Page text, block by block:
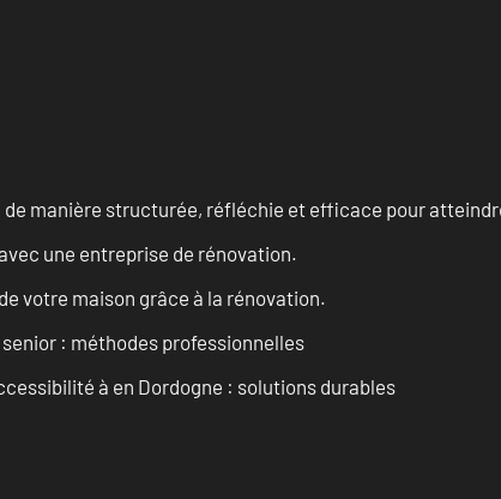
manière structurée, réfléchie et efficace pour
une entreprise de rénovation.
votre maison grâce à la rénovation.
: méthodes professionnelles
à en Dordogne : solutions durables